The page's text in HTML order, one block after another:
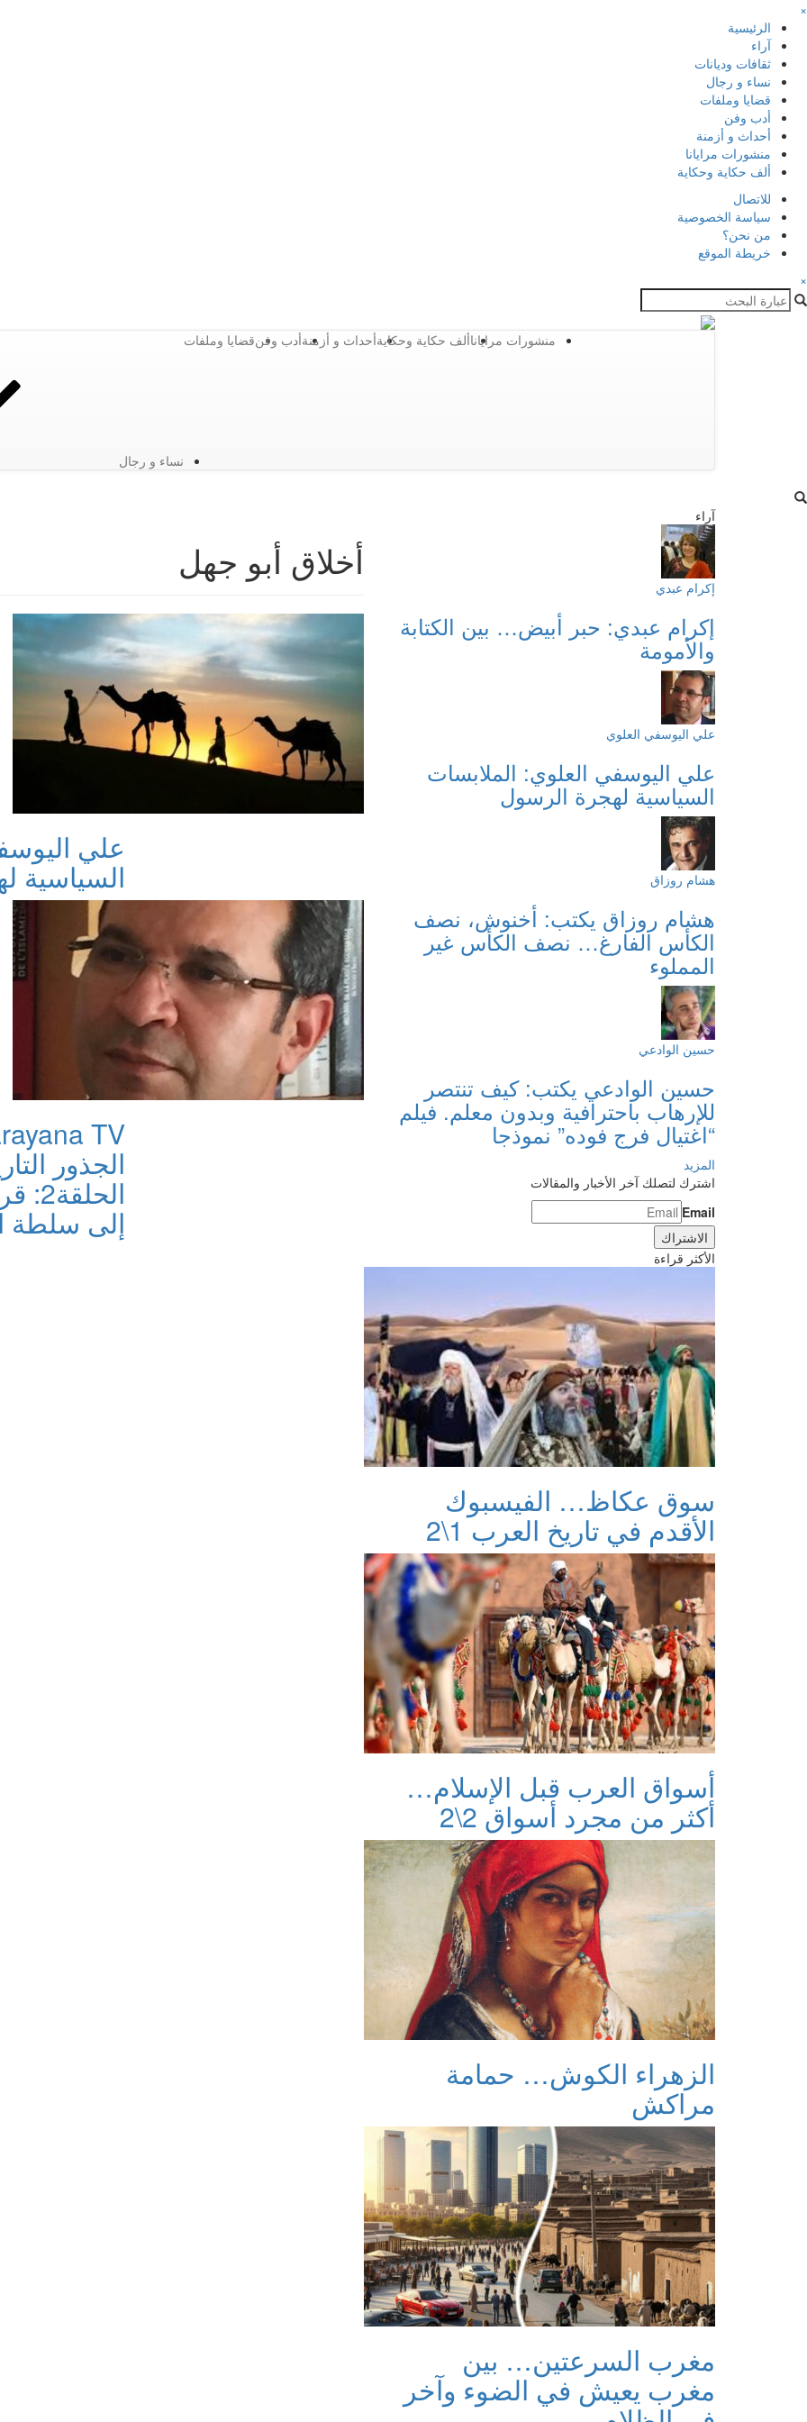
×
الرئيسية
آراء
ثقافات وديانات
نساء و رجال
قضايا وملفات
أدب وفن
أحداث و أزمنة
منشورات مرايانا
ألف حكاية وحكاية
للاتصال
سياسة الخصوصية
من نحن؟
خريطة الموقع
×
نساء و رجال
قضايا وملفاتأدب وفنأحداث و أزمنةألف حكاية وحكايةمنشورات مرايانا
أخلاق أبو جهل
علي
السياسية
الجذور
إلى سلطة
آراء
إكرام عبدي
إكرام عبدي: حبر أبيض… بين الكتابة
والأمومة
علي اليوسفي العلوي
علي اليوسفي العلوي: الملابسات
السياسية لهجرة الرسول
هشام روزاق
هشام روزاق يكتب: أخنوش، نصف
الكأس الفارغ… نصف الكأس غير
المملوء
حسين الوادعي
حسين الوادعي يكتب: كيف تنتصر
للإرهاب باحترافية وبدون معلم. فيلم
“اغتيال فرج فوده” نموذجا
المزيد
اشترك لتصلك آخر الأخبار والمقالات
Email
الأكثر قراءة
سوق عكاظ… الفيسبوك
الأقدم في تاريخ العرب 1\2
أسواق العرب قبل الإسلام…
أكثر من مجرد أسواق 2\2
الزهراء الكوش… حمامة
مراكش
مغرب السرعتين… بين
مغرب يعيش في الضوء وآخر